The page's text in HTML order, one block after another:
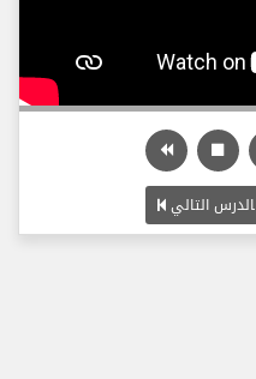
الدرس التالي